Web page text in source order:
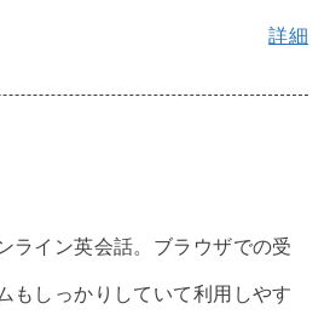
詳細
ライン英会話。ブラウザでの受
もしっかりしていて利用しやす